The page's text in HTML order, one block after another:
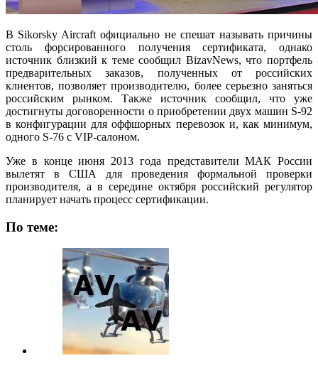
В Sikorsky Aircraft официально не спешат называть причины
столь форсированного получения сертификата, однако
источник близкий к теме сообщил BizavNews, что портфель
предварительных заказов, полученных от российских
клиентов, позволяет производителю, более серьезно заняться
российским рынком. Также источник сообщил, что уже
достигнуты договоренности о приобретении двух машин S-92
в конфигурации для оффшорных перевозок и, как минимум,
одного S-76 с VIP-салоном.
Уже в конце июня 2013 года представители МАК России
вылетят в США для проведения формальной проверки
производителя, а в середине октября российский регулятор
планирует начать процесс сертификации.
По теме: